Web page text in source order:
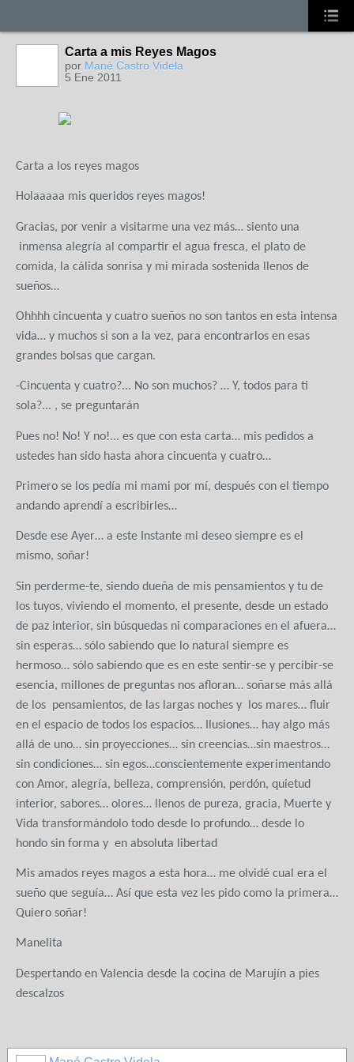
Carta a mis Reyes Magos
por Mané Castro Videla
5 Ene 2011
Carta a los reyes magos
Holaaaaa mis queridos reyes magos!
Gracias, por venir a visitarme una vez más… siento una
inmensa alegría al compartir el agua fresca, el plato de
comida, la cálida sonrisa y mi mirada sostenida llenos de
sueños…
Ohhhh cincuenta y cuatro sueños no son tantos en esta intensa
vida… y muchos si son a la vez, para encontrarlos en esas
grandes bolsas que cargan.
-Cincuenta y cuatro?... No son muchos? … Y, todos para ti
sola?... , se preguntarán
Pues no! No! Y no!... es que con esta carta… mis pedidos a
ustedes han sido hasta ahora cincuenta y cuatro…
Primero se los pedía mi mami por mí, después con el tiempo
andando aprendí a escribirles…
Desde ese Ayer… a este Instante mi deseo siempre es el
mismo, soñar!
Sin perderme-te, siendo dueña de mis pensamientos y tu de
los tuyos, viviendo el momento, el presente, desde un estado
de paz interior, sin búsquedas ni comparaciones en el afuera…
sin esperas… sólo sabiendo que lo natural siempre es
hermoso… sólo sabiendo que es en este sentir-se y percibir-se
esencia, millones de preguntas nos afloran… soñarse más allá
de los pensamientos, de las largas noches y
los mares… fluir
en el espacio de todos los espacios… Ilusiones… hay algo más
allá de uno… sin proyecciones… sin creencias…sin maestros…
sin condiciones… sin egos…conscientemente experimentando
con Amor, alegría, belleza, comprensión, perdón, quietud
interior, sabores… olores… llenos de pureza, gracia, Muerte y
Vida transformándolo todo desde lo profundo… desde lo
hondo sin forma y en absoluta libertad
Mis amados reyes magos a esta hora… me olvidé cual era el
sueño que seguía… Así que esta vez les pido como la primera…
Quiero soñar!
Manelita
Despertando en Valencia desde la cocina de Marujín a pies
descalzos